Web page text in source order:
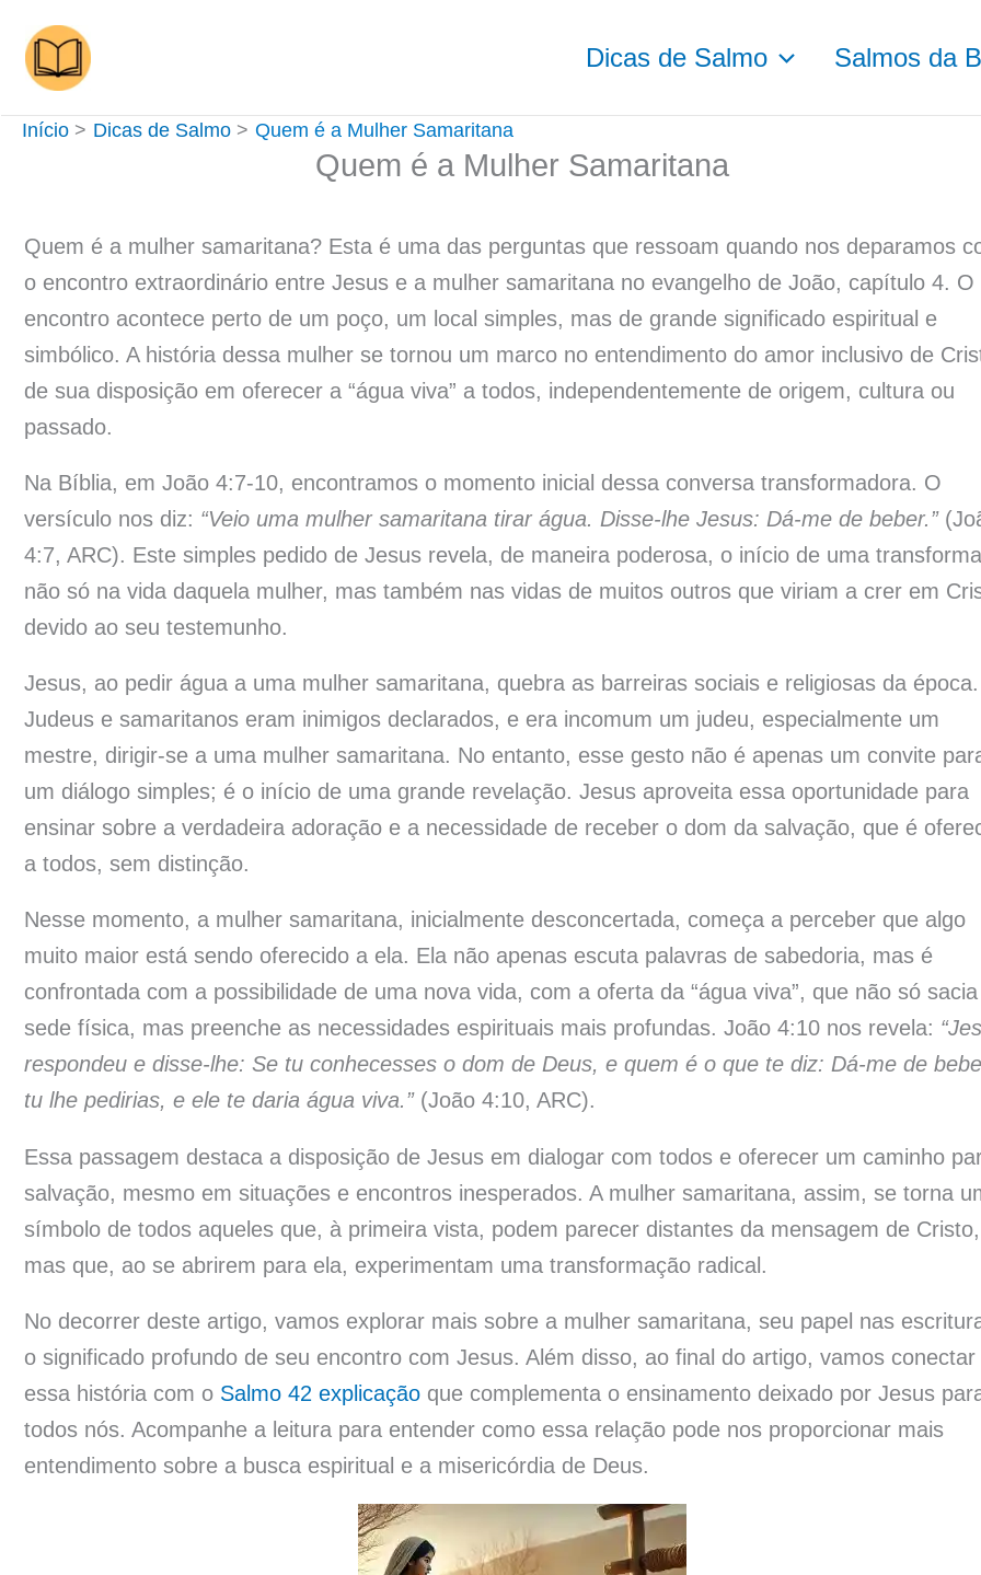
para
conteúdo
Dicas de Salmo Salmos da
Início Dicas de Salmo Quem é a Mulher Samaritana
Quem é a Mulher Samaritana
Quem é a mulher samaritana? Esta é uma das perguntas que ressoam quando nos deparamos
o encontro extraordinário entre Jesus e a mulher samaritana no evangelho de João, capítulo 4. O
encontro acontece perto de um poço, um local simples, mas de grande significado espiritual e
simbólico. A história dessa mulher se tornou um marco no entendimento do amor inclusivo de
de sua disposição em oferecer a “água viva” a todos, independentemente de origem, cultura ou
passado.
Na Bíblia, em João 4:7-10, encontramos o momento inicial dessa conversa transformadora. O
versículo nos diz: “Veio uma mulher samaritana tirar água. Disse-lhe Jesus: Dá-me de beber.”
4:7, ARC). Este simples pedido de Jesus revela, de maneira poderosa, o início de uma
não só na vida daquela mulher, mas também nas vidas de muitos outros que viriam a crer em
devido ao seu testemunho.
Jesus, ao pedir água a uma mulher samaritana, quebra as barreiras sociais e religiosas da época.
Judeus e samaritanos eram inimigos declarados, e era incomum um judeu, especialmente um
mestre, dirigir-se a uma mulher samaritana. No entanto, esse gesto não é apenas um convite
um diálogo simples; é o início de uma grande revelação. Jesus aproveita essa oportunidade para
ensinar sobre a verdadeira adoração e a necessidade de receber o dom da salvação, que é
a todos, sem distinção.
Nesse momento, a mulher samaritana, inicialmente desconcertada, começa a perceber que algo
muito maior está sendo oferecido a ela. Ela não apenas escuta palavras de sabedoria, mas é
confrontada com a possibilidade de uma nova vida, com a oferta da “água viva”, que não só
sede física, mas preenche as necessidades espirituais mais profundas. João 4:10 nos revela:
respondeu e disse-lhe: Se tu conhecesses o dom de Deus, e quem é o que te diz: Dá-me de
tu lhe pedirias, e ele te daria água viva.”(João 4:10, ARC).
Essa passagem destaca a disposição de Jesus em dialogar com todos e oferecer um caminho
salvação, mesmo em situações e encontros inesperados. A mulher samaritana, assim, se torna
símbolo de todos aqueles que, à primeira vista, podem parecer distantes da mensagem de Cristo,
mas que, ao se abrirem para ela, experimentam uma transformação radical.
No decorrer deste artigo, vamos explorar mais sobre a mulher samaritana, seu papel nas
o significado profundo de seu encontro com Jesus. Além disso, ao final do artigo, vamos conectar
essa história com o Salmo 42 explicação que complementa o ensinamento deixado por Jesus
todos nós. Acompanhe a leitura para entender como essa relação pode nos proporcionar mais
entendimento sobre a busca espiritual e a misericórdia de Deus.